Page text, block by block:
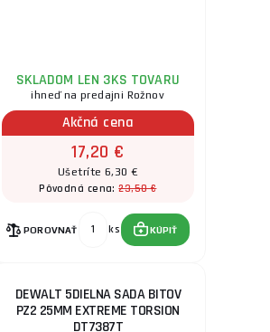
SKLADOM LEN 3KS TOVARU
ihneď na predajni Rožnov
Akčná cena
17,20 €
Ušetríte 6,30 €
Pôvodná cena:23,50 €
POROVNAŤ ks KÚPIŤ
DEWALT 5DIELNA SADA BITOV
PZ2 25MM EXTREME TORSION
DT7387T